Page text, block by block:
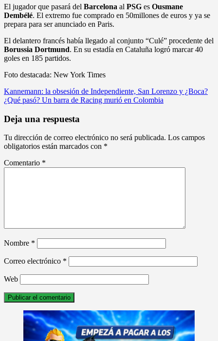
El jugador que pasará del Barcelona al PSG es Ousmane
Dembélé. El extremo fue comprado en 50millones de euros y ya se
prepara para ser anunciado en Paris.
El delantero francés había llegado al conjunto “Culé” procedente del
Borussia Dortmund. En su estadía en Cataluña logró marcar 40
goles en 185 partidos.
Foto destacada: New York Times
Navegación
de
entradas
Kannemann: la obsesión de Independiente, San Lorenzo y ¿Boca?
¿Qué pasó? Un barra de Racing murió en Colombia
Deja una respuesta
Tu dirección de correo electrónico no será publicada. Los campos
obligatorios están marcados con *
Comentario *
Nombre *
Correo electrónico *
Web